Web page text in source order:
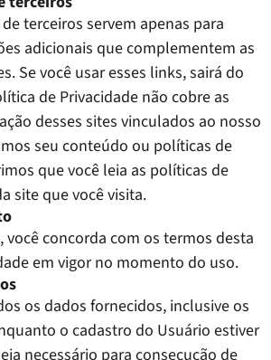
terceiros servem apenas para
adicionais que complementem as
Se você usar esses links, sairá do
de Privacidade não cobre as
desses sites vinculados ao nosso
seu conteúdo ou políticas de
que você leia as políticas de
site que você visita.
você concorda com os termos desta
em vigor no momento do uso.
os dados fornecidos, inclusive os
o cadastro do Usuário estiver
necessário para consecução de